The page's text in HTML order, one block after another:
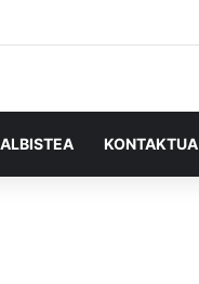
KONTAKTUA